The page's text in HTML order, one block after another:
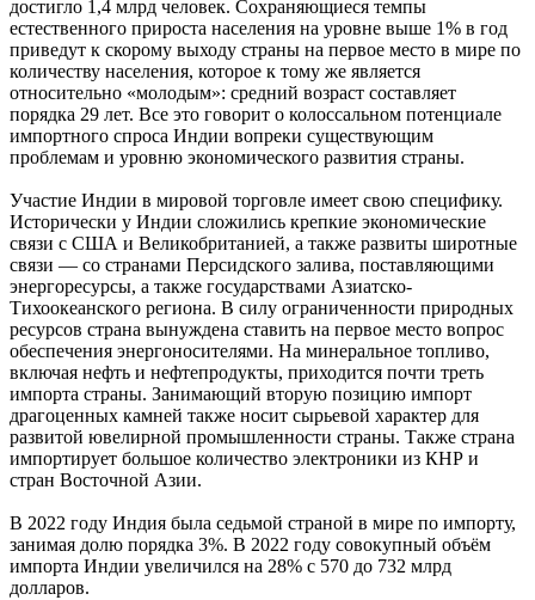
достигло 1,4 млрд человек. Сохраняющиеся темпы
естественного прироста населения на уровне выше 1% в год
приведут к скорому выходу страны на первое место в мире по
количеству населения, которое к тому же является
относительно «молодым»: средний возраст составляет
порядка 29 лет. Все это говорит о колоссальном потенциале
импортного спроса Индии вопреки существующим
проблемам и уровню экономического развития страны.
Участие Индии в мировой торговле имеет свою специфику.
Исторически у Индии сложились крепкие экономические
связи с США и Великобританией, а также развиты широтные
связи — со странами Персидского залива, поставляющими
энергоресурсы, а также государствами Азиатско-
Тихоокеанского региона. В силу ограниченности природных
ресурсов страна вынуждена ставить на первое место вопрос
обеспечения энергоносителями. На минеральное топливо,
включая нефть и нефтепродукты, приходится почти треть
импорта страны. Занимающий вторую позицию импорт
драгоценных камней также носит сырьевой характер для
развитой ювелирной промышленности страны. Также страна
импортирует большое количество электроники из КНР и
стран Восточной Азии.
В 2022 году Индия была седьмой страной в мире по импорту,
занимая долю порядка 3%. В 2022 году совокупный объём
импорта Индии увеличился на 28% с 570 до 732 млрд
долларов.